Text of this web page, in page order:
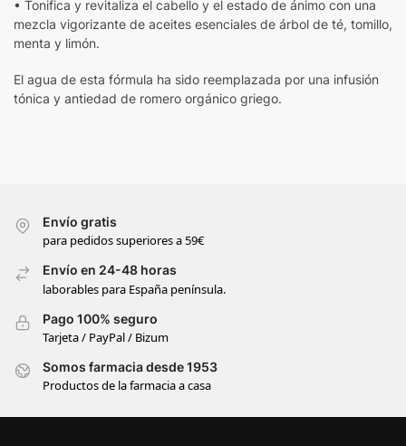
• Tonifica y revitaliza el cabello y el estado de ánimo con una
mezcla vigorizante de aceites esenciales de árbol de té, tomillo,
menta y limón.
El agua de esta fórmula ha sido reemplazada por una infusión
tónica y antiedad de romero orgánico griego.
Envío gratis
para pedidos superiores a 59€
Envío en 24-48 horas
laborables para España península.
Pago 100% seguro
Tarjeta / PayPal / Bizum
Somos farmacia desde 1953
Productos de la farmacia a casa